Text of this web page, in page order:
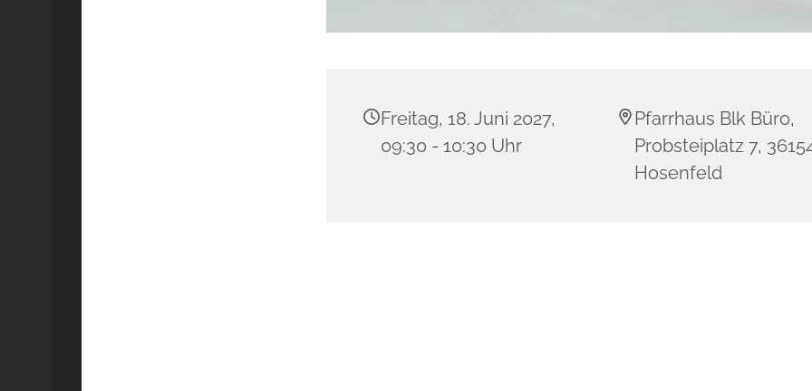
Freitag, 18. Juni 2027,
09:30 - 10:30 Uhr
Pfarrhaus Blk Büro,
Probsteiplatz 7,
Hosenfeld